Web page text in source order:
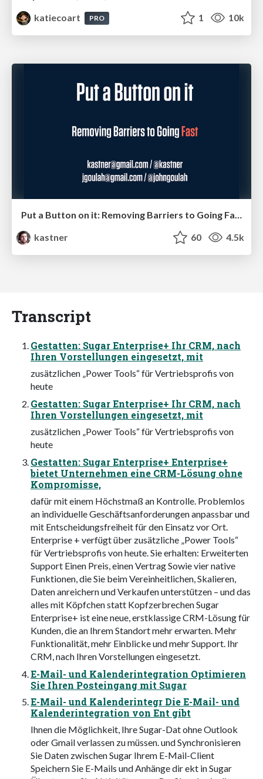
katiecoart
PRO 1 10k
kastner
60 4.5k
Transcript
Gestatten: Sugar Enterprise+ Ihr CRM, nach
Ihren Vorstellungen eingesetzt, mit
zusätzlichen „Power Tools“ für Vertriebsprofis von
heute
Gestatten: Sugar Enterprise+ Ihr CRM, nach
Ihren Vorstellungen eingesetzt, mit
zusätzlichen „Power Tools“ für Vertriebsprofis von
heute
Gestatten: Sugar Enterprise+ Enterprise+
bietet Unternehmen eine CRM-Lösung ohne
Kompromisse,
dafür mit einem Höchstmaß an Kontrolle. Problemlos
an individuelle Geschäftsanforderungen anpassbar und
mit Entscheidungsfreiheit für den Einsatz vor Ort.
Enterprise + verfügt über zusätzliche „Power Tools“
für Vertriebsprofis von heute. Sie erhalten: Erweiterten
Support Einen Preis, einen Vertrag Sowie vier native
Funktionen, die Sie beim Vereinheitlichen, Skalieren,
Daten anreichern und Verkaufen unterstützen – und das
alles mit Köpfchen statt Kopfzerbrechen Sugar
Enterprise+ ist eine neue, erstklassige CRM-Lösung für
Kunden, die an Ihrem Standort mehr erwarten. Mehr
Funktionalität, mehr Einblicke und mehr Support. Ihr
CRM, nach Ihren Vorstellungen eingesetzt.
E-Mail- und Kalenderintegration Optimieren
Sie Ihren Posteingang mit Sugar
E-Mail- und Kalenderintegr Die E-Mail- und
Kalenderintegration von Ent gibt
Ihnen die Möglichkeit, Ihre Sugar-Dat ohne Outlook
oder Gmail verlassen zu müssen. und Synchronisieren
Sie Daten zwischen Sugar Ihrem E-Mail-Client
Speichern Sie E-Mails und Anhänge dir ekt in Sugar